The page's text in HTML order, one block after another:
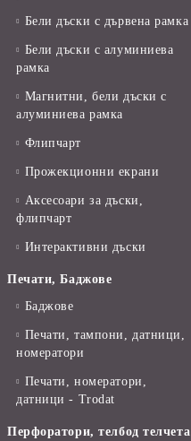
Бели дъски с дървена рамка
Бели дъски с алуминиева
рамка
Магнитни, бели дъски с
алуминиева рамка
Флипчарт
Прожекционни екрани
Аксесоари за дъски,
флипчарт
Интерактивни дъски
Печати, Баджове
Баджове
Печати, тампони, датници,
номератори
Печати, номератори,
датници - Trodat
Перфоратори, телбод телчета